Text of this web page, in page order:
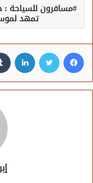
مسافرون للسياحة :
تمهد
فيسبوك تويتر